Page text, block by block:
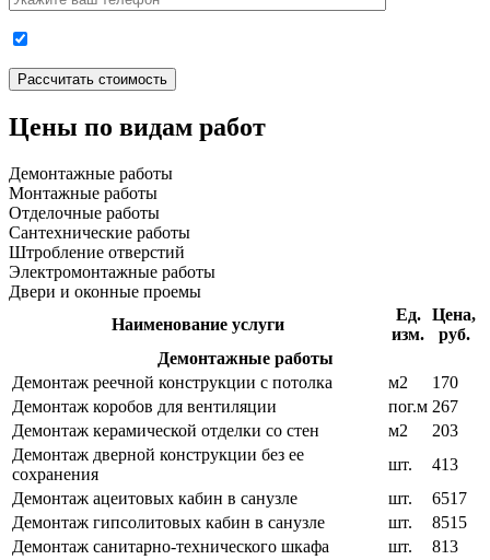
Цены по видам работ
Демонтажные работы
Монтажные работы
Отделочные работы
Сантехнические работы
Штробление отверстий
Электромонтажные работы
Двери и оконные проемы
Наименование услуги
Ед.
изм.
Цена,
руб.
Демонтажные работы
Демонтаж реечной конструкции с потолка
м2
170
Демонтаж коробов для вентиляции
пог.м 267
Демонтаж керамической отделки со стен
м2
203
Демонтаж дверной конструкции без ее
сохранения
шт.
413
Демонтаж ацеитовых кабин в санузле
шт.
6517
Демонтаж гипсолитовых кабин в санузле
шт.
8515
Демонтаж санитарно-технического шкафа
шт.
813